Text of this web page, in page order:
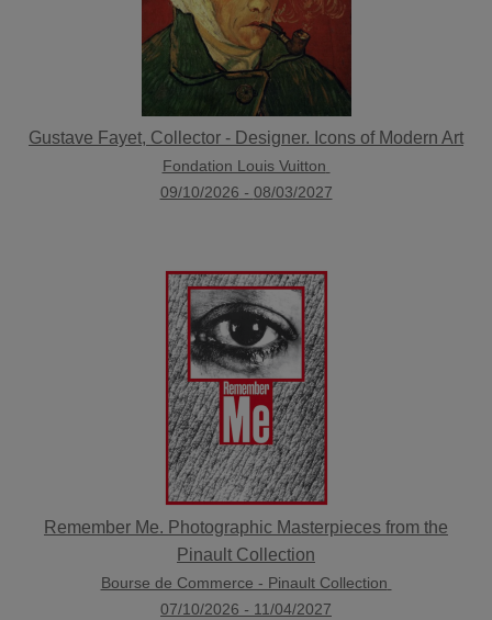
Gustave Fayet, Collector - Designer. Icons of Modern Art
Fondation Louis Vuitton
09/10/2026 - 08/03/2027
Remember Me. Photographic Masterpieces from the
Pinault Collection
Bourse de Commerce - Pinault Collection
07/10/2026 - 11/04/2027